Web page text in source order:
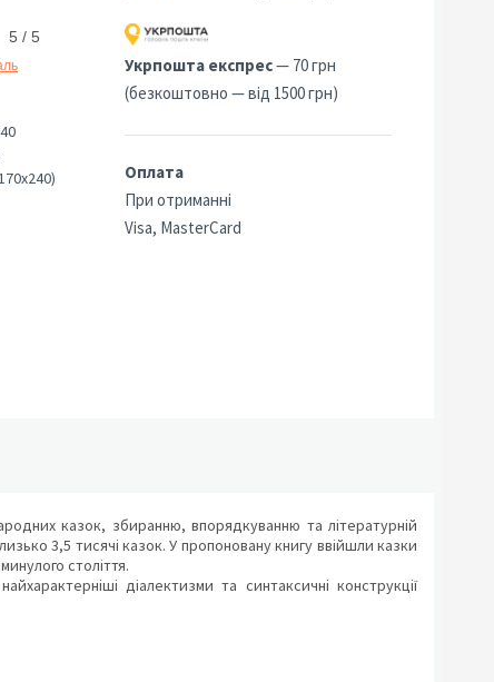
5 / 5
Укрпошта експрес— 70 грн
(безкоштовно — від 1500 грн)
Оплата
При отриманні
Visa, MasterCard
казок, збиранню, впорядкуванню та літературній
3,5 тисячі казок. У пропоновану книгу ввійшли казки
століття.
діалектизми та синтаксичні конструкції